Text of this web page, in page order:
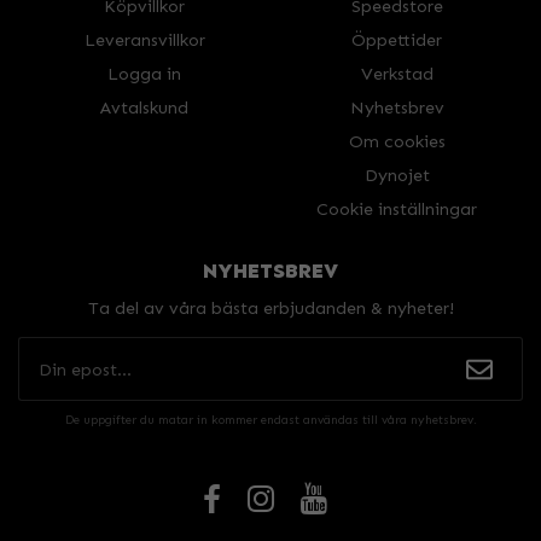
Köpvillkor
Leveransvillkor
Logga in
Avtalskund
Speedstore
Öppettider
Verkstad
Nyhetsbrev
Om cookies
Dynojet
Cookie inställningar
NYHETSBREV
Ta del av våra bästa erbjudanden & nyheter!
De uppgifter du matar in kommer endast användas till våra nyhetsbrev.